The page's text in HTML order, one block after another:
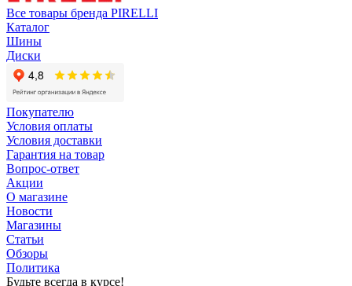
Все товары бренда PIRELLI
Каталог
Шины
Диски
Покупателю
Условия оплаты
Условия доставки
Гарантия на товар
Вопрос-ответ
Акции
О магазине
Новости
Магазины
Статьи
Обзоры
Политика
Будьте всегда в курсе!